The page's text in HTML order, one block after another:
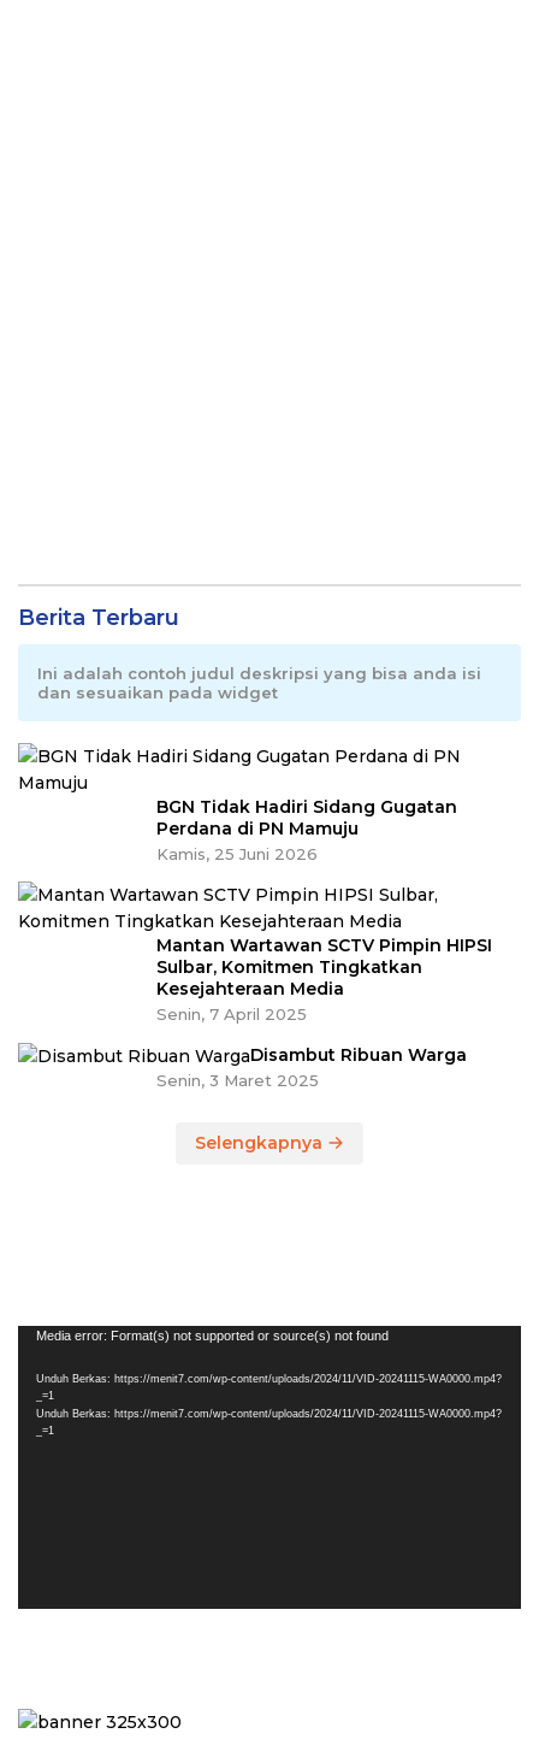
Berita Terbaru
Ini adalah contoh judul deskripsi yang bisa anda isi
dan sesuaikan pada widget
BGN Tidak Hadiri Sidang Gugatan
Perdana di PN Mamuju
Kamis, 25 Juni 2026
Mantan Wartawan SCTV Pimpin HIPSI
Sulbar, Komitmen Tingkatkan
Kesejahteraan Media
Senin, 7 April 2025
Disambut Ribuan Warga
Senin, 3 Maret 2025
Selengkapnya
Pemutar
Media error: Format(s) not supported or source(s) not found
Unduh Berkas: https://menit7.com/wp-content/uploads/2024/11/VID-20241115-WA0000.mp4?
_=1
Unduh Berkas: https://menit7.com/wp-content/uploads/2024/11/VID-20241115-WA0000.mp4?
_=1